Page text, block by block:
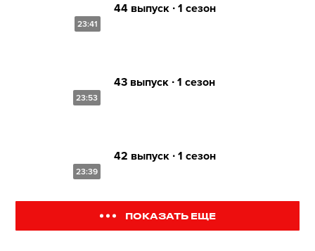
23:41
44 выпуск ∙ 1 сезон
23:53
43 выпуск ∙ 1 сезон
23:39
42 выпуск ∙ 1 сезон
ПОКАЗАТЬ ЕЩЕ